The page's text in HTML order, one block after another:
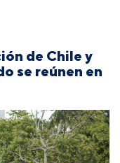
de Chile y
se reúnen en